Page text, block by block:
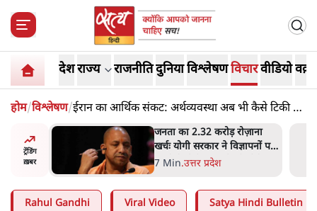
देशराज्य राजनीतिदुनियाविश्लेषणविचारवीडियो
होम/विश्लेषण/ईरान का आर्थिक संकट: अर्थव्यवस्था अब भी कैसे टिकी हुई
है?
ट्रेंडिंग
ख़बर
का
हैं'
जनता का 2.32 करोड़ रोज़ाना
खर्चः योगी सरकार ने विज्ञापनों पर
उड़ाने में मोदी 3.0 को भी पीछे
7 Min.उत्तर प्रदेश
Rahul Gandhi Viral Video Satya Hindi Bulletin